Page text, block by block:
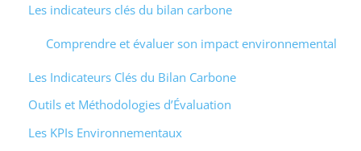
Les indicateurs clés du bilan carbone
Comprendre et évaluer son impact environnemental
Les Indicateurs Clés du Bilan Carbone
Outils et Méthodologies d’Évaluation
Les KPIs Environnementaux